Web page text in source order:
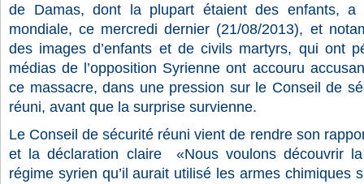
de Damas, dont la plupart étaient des enfants, a
mondiale, ce mercredi dernier (21/08/2013), et
des images d’enfants et de civils martyrs, qui ont
médias de l’opposition Syrienne ont accouru
ce massacre, dans une pression sur le Conseil de
réuni, avant que la surprise survienne.
Le Conseil de sécurité réuni vient de rendre son
et la déclaration claire «Nous voulons découvrir
régime syrien qu’il aurait utilisé les armes chimiques